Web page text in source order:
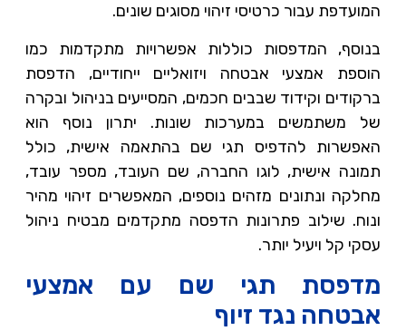
המועדפת עבור כרטיסי זיהוי מסוגים שונים.
בנוסף, המדפסות כוללות אפשרויות מתקדמות כמו
הוספת אמצעי אבטחה ויזואליים ייחודיים, הדפסת
ברקודים וקידוד שבבים חכמים, המסייעים בניהול ובקרה
של משתמשים במערכות שונות. יתרון נוסף הוא
האפשרות להדפיס תגי שם בהתאמה אישית, כולל
תמונה אישית, לוגו החברה, שם העובד, מספר עובד,
מחלקה ונתונים מזהים נוספים, המאפשרים זיהוי מהיר
ונוח. שילוב פתרונות הדפסה מתקדמים מבטיח ניהול
עסקי קל ויעיל יותר.
מדפסת תגי שם עם אמצעי
אבטחה נגד זיוף